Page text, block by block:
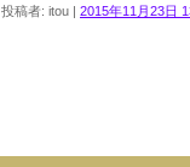
投稿者: itou | 2015年11月23日